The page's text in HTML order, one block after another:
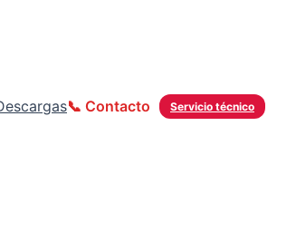
Servicio técnico
📞 Contacto